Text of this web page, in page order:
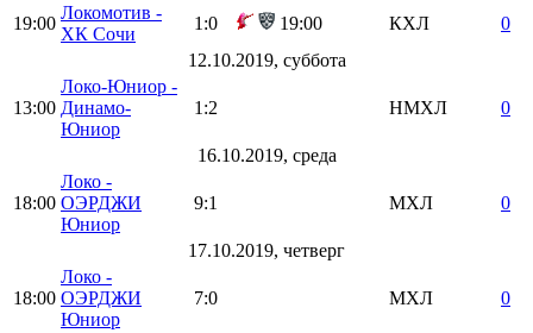
19:00
Локомотив -
ХК Сочи
1:0 19:00 КХЛ
0
12.10.2019, суббота
13:00
Локо-Юниор -
Динамо-
Юниор
1:2 НМХЛ 0
16.10.2019, среда
18:00
Локо -
ОЭРДЖИ
Юниор
9:1 МХЛ 0
17.10.2019, четверг
18:00
Локо -
ОЭРДЖИ
Юниор
7:0 МХЛ 0